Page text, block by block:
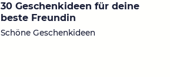
30 Geschenkideen für deine
beste Freundin
Schöne Geschenkideen